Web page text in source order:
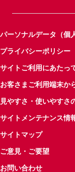
パーソナルデータ（個
プライバシーポリシー
サイトご利用にあたっ
お客さまご利用端末か
見やすさ・使いやすさ
サイトメンテナンス情
サイトマップ
ご意見・ご要望
お問い合わせ